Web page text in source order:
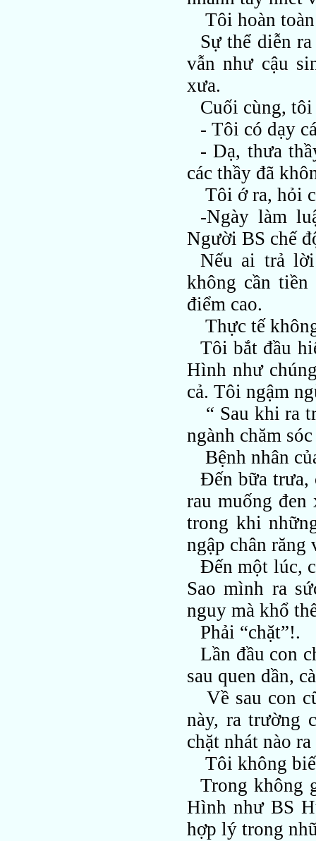
Tôi hoàn
Sự thể diễn
vẫn như cậu
xưa.
Cuối cùng,
- Tôi có dạy
- Dạ, thưa
các thầy đã
Tôi ớ ra, hỏi
-Ngày làm
Người BS chế
Nếu ai trả
không cần
điểm cao.
Thực tế
Tôi bắt đầu
Hình như
cả. Tôi ngậm
“ Sau khi ra
ngành chăm
Bệnh nhân
Đến bữa trưa,
rau muống
trong khi
ngập chân răng
Đến một lúc,
Sao mình ra
nguy mà khổ
Phải “chặt”!.
Lần đầu con
sau quen dần,
Về sau con
này, ra trường
chặt nhát nào
Tôi không
Trong không
Hình như BS
hợp lý trong